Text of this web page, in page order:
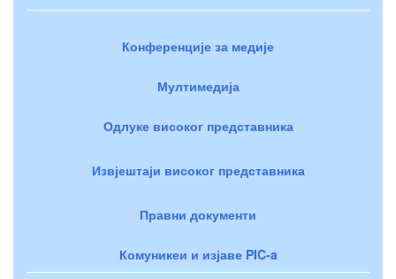
Конференције за медије
Мултимедија
Одлуке високог представника
Извјештаји високог представника
Правни документи
Комуникеи и изјаве PIC-a